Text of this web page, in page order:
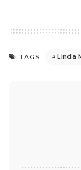
TAGS: Linda